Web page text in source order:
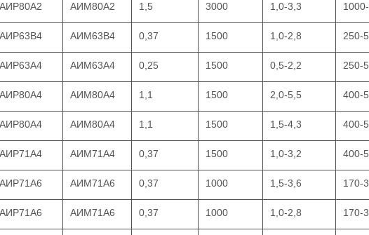
АИР80А2 АИМ80А2 1,5 3000 1,0-3,3
АИР63В4 АИМ63В4 0,37 1500 1,0-2,8 250-
АИР63А4 АИМ63А4 0,25 1500 0,5-2,2 250-
АИР80А4 АИМ80А4 1,1 1500 2,0-5,5 400-
АИР80А4 АИМ80А4 1,1 1500 1,5-4,3 400-
АИР71А4 АИМ71А4 0,37 1500 1,0-3,2 400-
АИР71А6 АИМ71А6 0,37 1000 1,5-3,6 170-
АИР71А6 АИМ71А6 0,37 1000 1,0-2,8 170-